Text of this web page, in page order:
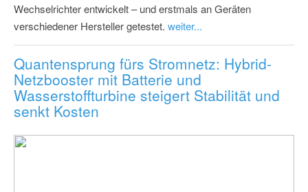
Wechselrichter entwickelt – und erstmals an Geräten
verschiedener Hersteller getestet. weiter...
Quantensprung fürs Stromnetz: Hybrid-
Netzbooster mit Batterie und
Wasserstoffturbine steigert Stabilität und
senkt Kosten